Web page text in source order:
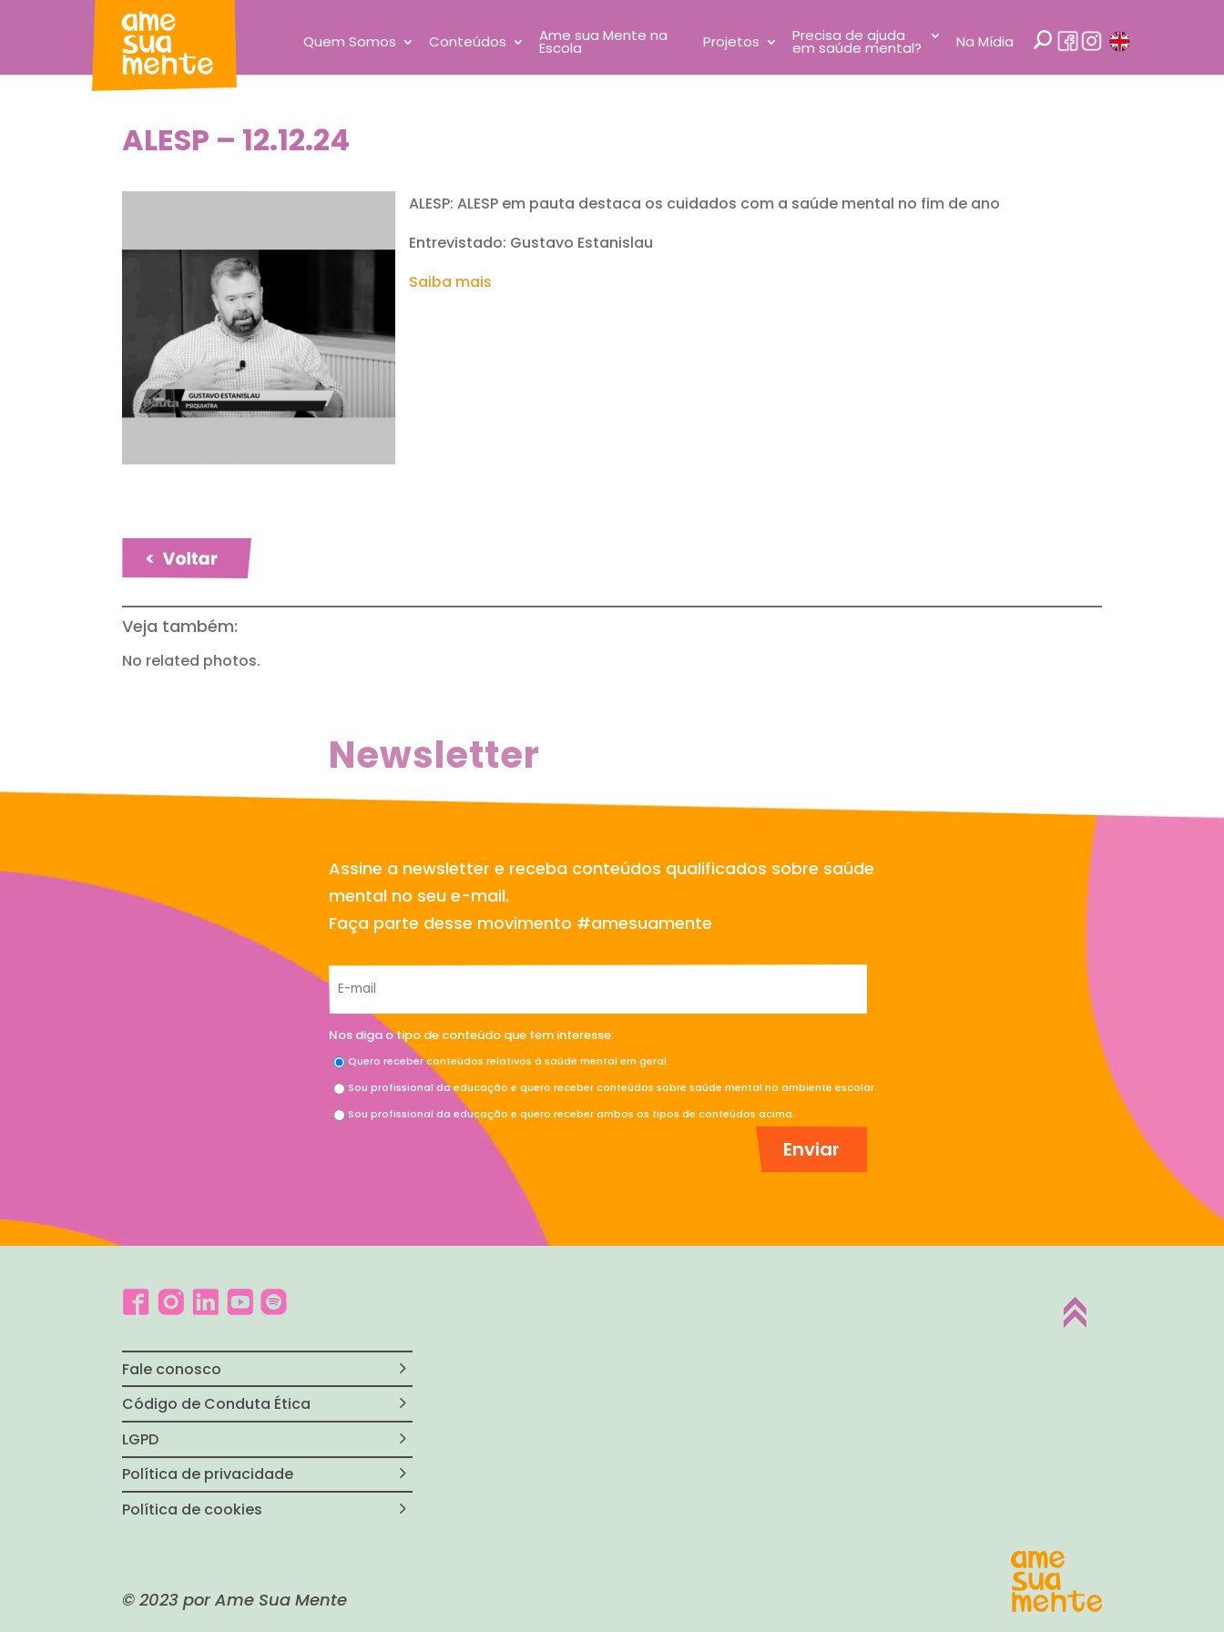
Quem Somos Conteúdos Ame sua Mente na
Escola Projetos Precisa de ajuda
em saúde mental? Na Mídia
ALESP – 12.12.24
ALESP: ALESP em pauta destaca os cuidados com a saúde mental no fim de ano
Entrevistado: Gustavo Estanislau
Saiba mais
Veja também:
No related photos.
Newsletter
Assine a newsletter e receba conteúdos qualificados sobre saúde
mental no seu e-mail.
Faça parte desse movimento #amesuamente
Nos diga o tipo de conteúdo que tem interesse:
Quero receber conteúdos relativos à saúde mental em geral.
Sou profissional da educação e quero receber conteúdos sobre saúde mental no ambiente escolar.
Sou profissional da educação e quero receber ambos os tipos de conteúdos acima.
Fale conosco
Código de Conduta Ética
LGPD
Política de privacidade
Política de cookies
© 2023 por Ame Sua Mente